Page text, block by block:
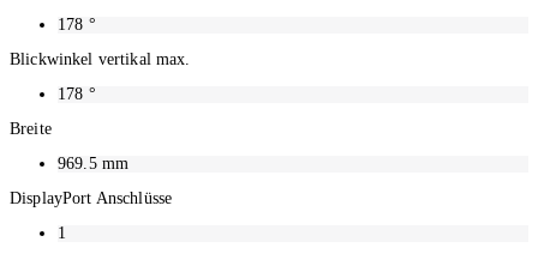
178 °
Blickwinkel vertikal max.
178 °
Breite
969.5 mm
DisplayPort Anschlüsse
1